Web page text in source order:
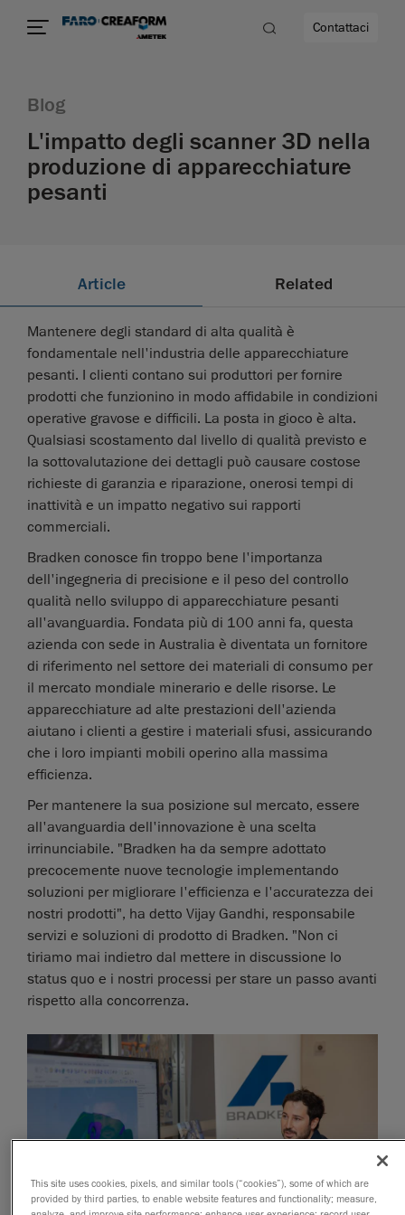
Contattaci
Blog
L'impatto degli scanner 3D nella
produzione di apparecchiature
pesanti
Article Related
Mantenere degli standard di alta qualità è
fondamentale nell'industria delle apparecchiature
pesanti. I clienti contano sui produttori per fornire
prodotti che funzionino in modo affidabile in condizioni
operative gravose e difficili. La posta in gioco è alta.
Qualsiasi scostamento dal livello di qualità previsto e
la sottovalutazione dei dettagli può causare costose
richieste di garanzia e riparazione, onerosi tempi di
inattività e un impatto negativo sui rapporti
commerciali.
Bradken conosce fin troppo bene l'importanza
dell'ingegneria di precisione e il peso del controllo
qualità nello sviluppo di apparecchiature pesanti
all'avanguardia. Fondata più di 100 anni fa, questa
azienda con sede in Australia è diventata un fornitore
di riferimento nel settore dei materiali di consumo per
il mercato mondiale minerario e delle risorse. Le
apparecchiature ad alte prestazioni dell'azienda
aiutano i clienti a gestire i materiali sfusi, assicurando
che i loro impianti mobili operino alla massima
efficienza.
Per mantenere la sua posizione sul mercato, essere
all'avanguardia dell'innovazione è una scelta
irrinunciabile. "Bradken ha da sempre adottato
precocemente nuove tecnologie implementando
soluzioni per migliorare l'efficienza e l'accuratezza dei
nostri prodotti", ha detto Vijay Gandhi, responsabile
servizi e soluzioni di prodotto di Bradken. "Non ci
tiriamo mai indietro dal mettere in discussione lo
status quo e i nostri processi per stare un passo avanti
rispetto alla concorrenza.
This site uses cookies, pixels, and similar tools (“cookies”), some of which are
provided by third parties, to enable website features and functionality; measure,